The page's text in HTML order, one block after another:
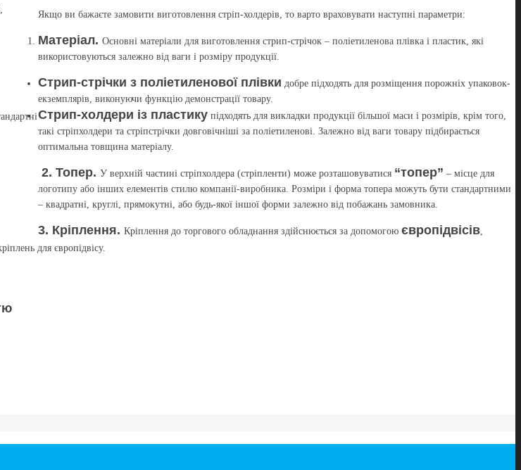
Якщо ви бажаєте замовити виготовлення стріп-холдерів, то варто враховувати наступні параметри:
Матеріал. Основні матеріали для виготовлення стрип-стрічок – поліетиленова плівка і пластик, які
використовуються залежно від ваги і розміру продукції.
Стрип-стрічки з поліетиленової плівки добре підходять для розміщення порожніх упаковок-
екземплярів, виконуючи функцію демонстрації товару.
Стрип-холдери із пластику підходять для викладки продукції більшої маси і розмірів, крім того,
такі стріпхолдери та стріпстрічки довговічніші за поліетиленові. Залежно від ваги товару підбирається
оптимальна товщина матеріалу.
2. Топер. У верхній частині стріпхолдера (стріпленти) може розташовуватися “топер” – місце для
логотипу або інших елементів стилю компанії-виробника. Розміри і форма топера можуть бути стандартними
– квадратні, круглі, прямокутні, або будь-якої іншої форми залежно від побажань замовника.
3. Кріплення. Кріплення до торгового обладнання здійснюється за допомогою європідвісів
для європідвісу.